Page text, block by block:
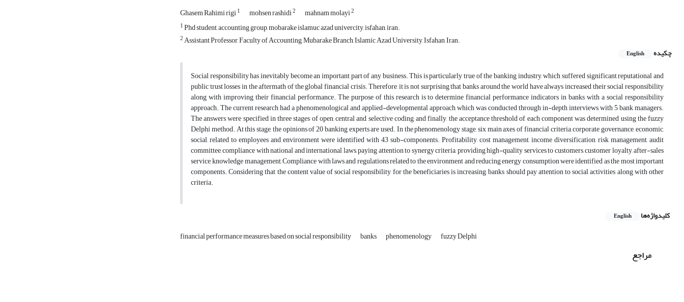
Ghasem Rahimi rigi1 mohsen rashidi2 mahnam molayi2
1Phd student, accounting group, mobarake islamuc azad univercity, isfahan, iran.
2Assistant Professor, Faculty of Accounting, Mubarake Branch, Islamic Azad University, Isfahan, Iran.
چکیده
English
Social responsibility has inevitably become an important part of any business. This is particularly true of the banking industry, which suffered significant reputational and
public trust losses in the aftermath of the global financial crisis. Therefore, it is not surprising that banks around the world have always increased their social responsibility
along with improving their financial performance. The purpose of this research is to determine financial performance indicators in banks with a social responsibility
approach. The current research had a phenomenological and applied-developmental approach, which was conducted through in-depth interviews with 5 bank managers.
The answers were specified in three stages of open, central and selective coding, and finally, the acceptance threshold of each component was determined using the fuzzy
Delphi method. At this stage, the opinions of 20 banking experts are used. In the phenomenology stage, six main axes of financial criteria, corporate governance, economic,
social, related to employees and environment were identified with 43 sub-components. Profitability, cost management, income diversification, risk management, audit
committee, compliance with national and international laws, paying attention to synergy criteria, providing high-quality services to customers, customer loyalty, after-sales
service, knowledge management, Compliance with laws and regulations related to the environment and reducing energy consumption were identified as the most important
components. Considering that the content value of social responsibility for the beneficiaries is increasing, banks should pay attention to social activities along with other
criteria.
کلیدواژه‌ها English
financial performance measures based on social responsibility banks phenomenology fuzzy Delphi
مراجع